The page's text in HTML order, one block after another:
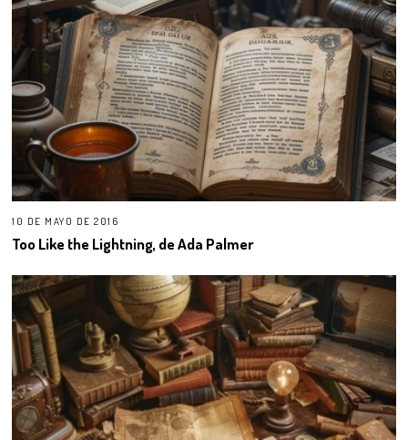
10 DE MAYO DE 2016
Too Like the Lightning, de Ada Palmer